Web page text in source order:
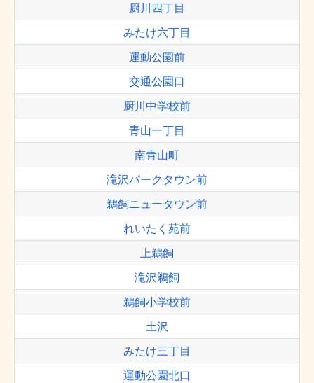
厨川四丁目
みたけ六丁目
運動公園前
交通公園口
厨川中学校前
青山一丁目
南青山町
滝沢パークタウン前
鵜飼ニュータウン前
れいたく苑前
上鵜飼
滝沢鵜飼
鵜飼小学校前
土沢
みたけ三丁目
運動公園北口